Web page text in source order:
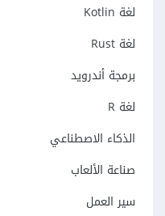
لغة Kotlin
لغة Rust
برمجة أندرويد
لغة R
الذكاء الاصطناعي
صناعة الألعاب
سير العمل